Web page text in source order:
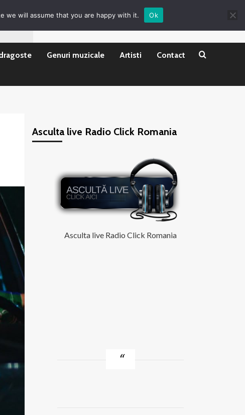
Genuri muzicale Artisti Contact
Asculta live Radio Click Romania
Asculta live Radio Click Romania
we will assume that you are happy with it. Ok